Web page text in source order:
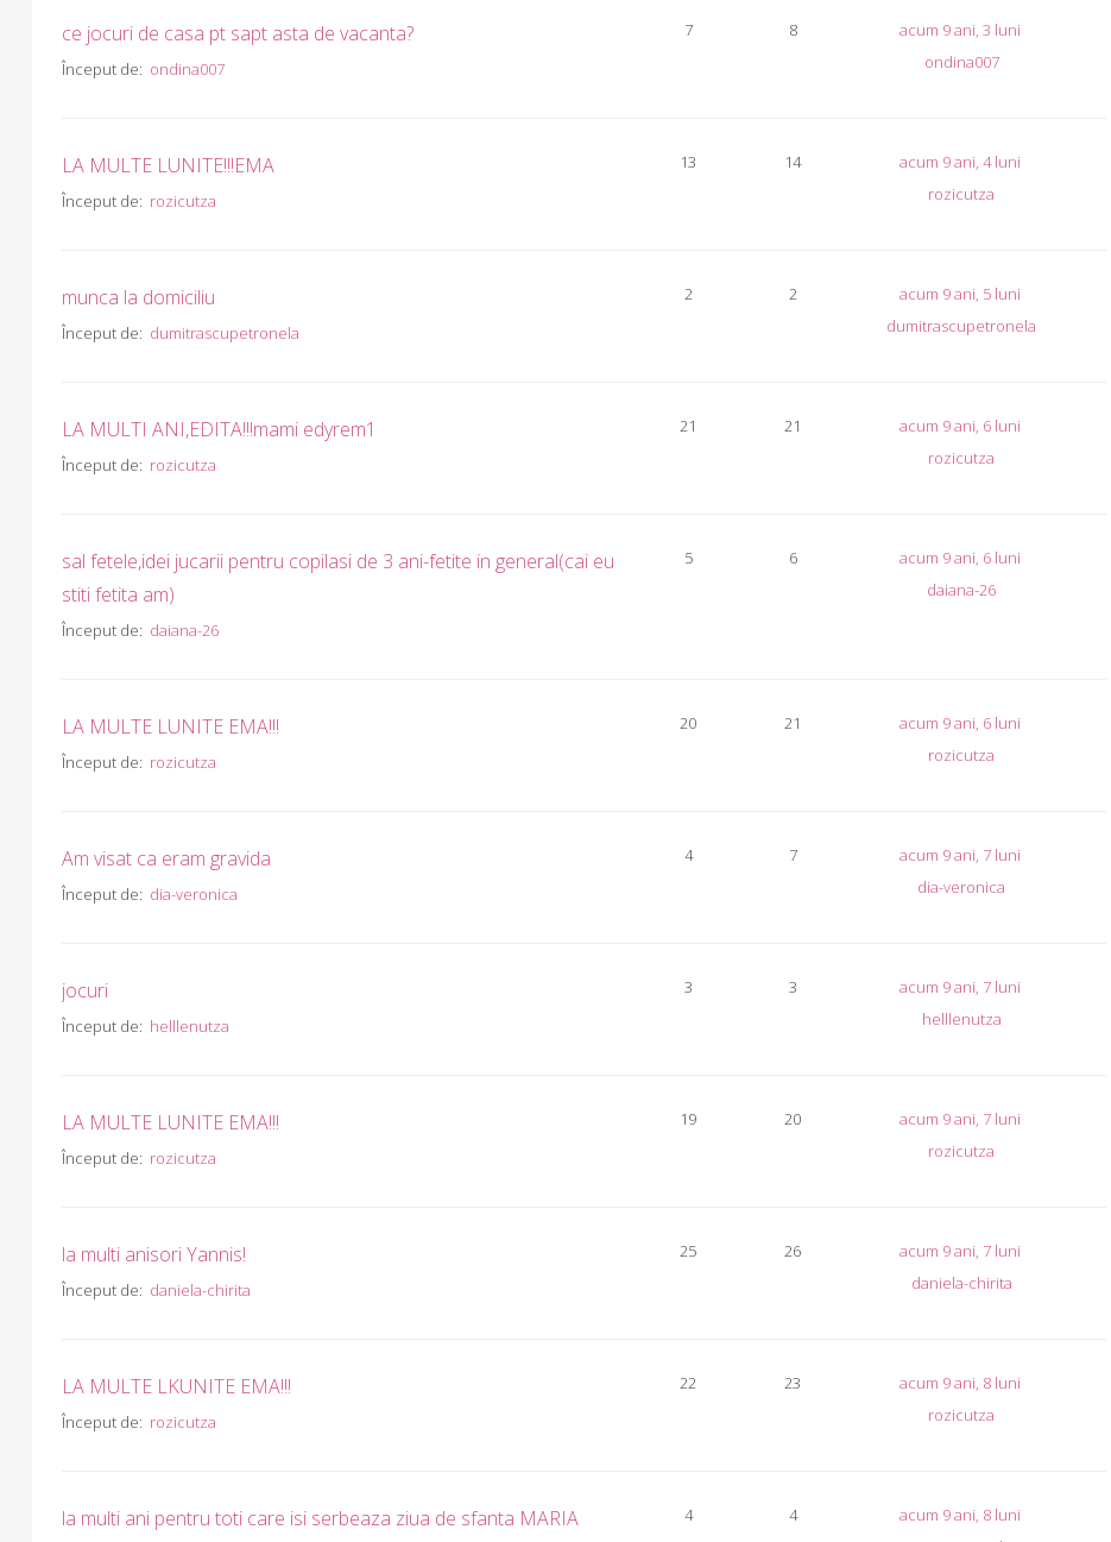
ce jocuri de casa pt sapt asta de vacanta?
Început de: ondina007
7 8
acum 9 ani, 3 luni
ondina007
LA MULTE LUNITE!!!EMA
Început de: rozicutza
13 14
acum 9 ani, 4 luni
rozicutza
munca la domiciliu
Început de: dumitrascupetronela
2 2
acum 9 ani, 5 luni
dumitrascupetronela
LA MULTI ANI,EDITA!!!mami edyrem1
Început de: rozicutza
21 21
acum 9 ani, 6 luni
rozicutza
sal fetele,idei jucarii pentru copilasi de 3 ani-fetite in general(cai eu
stiti fetita am)
Început de: daiana-26
5 6
acum 9 ani, 6 luni
daiana-26
LA MULTE LUNITE EMA!!!
Început de: rozicutza
20 21
acum 9 ani, 6 luni
rozicutza
Am visat ca eram gravida
Început de: dia-veronica
4 7
acum 9 ani, 7 luni
dia-veronica
jocuri
Început de: helllenutza
3 3
acum 9 ani, 7 luni
helllenutza
LA MULTE LUNITE EMA!!!
Început de: rozicutza
19 20
acum 9 ani, 7 luni
rozicutza
la multi anisori Yannis!
Început de: daniela-chirita
25 26
acum 9 ani, 7 luni
daniela-chirita
LA MULTE LKUNITE EMA!!!
Început de: rozicutza
22 23
acum 9 ani, 8 luni
rozicutza
la multi ani pentru toti care isi serbeaza ziua de sfanta MARIA 4 4
acum 9 ani, 8 luni